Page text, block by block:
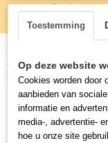
Inloggen Registreren
Home >RVS>In
HOOGTE
Toestemming
Op deze website
Cookies worden door
aanbieden van
informatie en
media-, advertentie-
hoe u onze site